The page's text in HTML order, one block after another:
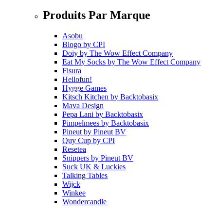
Produits Par Marque
Asobu
Blogo by CPI
Doiy by The Wow Effect Company
Eat My Socks by The Wow Effect Company
Fisura
Hellofun!
Hygge Games
Kitsch Kitchen by Backtobasix
Mava Design
Pepa Lani by Backtobasix
Pimpelmees by Backtobasix
Pineut by Pineut BV
Quy Cup by CPI
Resetea
Snippers by Pineut BV
Suck UK & Luckies
Talking Tables
Wijck
Winkee
Wondercandle